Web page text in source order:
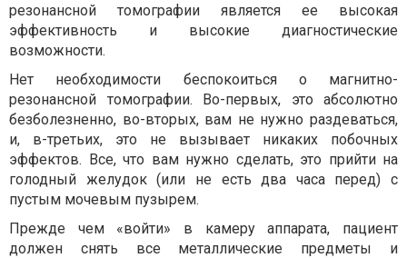
резонансной томографии является ее высокая
эффективность и высокие диагностические
возможности.
Нет необходимости беспокоиться о магнитно-
резонансной томографии. Во-первых, это абсолютно
безболезненно, во-вторых, вам не нужно раздеваться,
и, в-третьих, это не вызывает никаких побочных
эффектов. Все, что вам нужно сделать, это прийти на
голодный желудок (или не есть два часа перед) с
пустым мочевым пузырем.
Прежде чем «войти» в камеру аппарата, пациент
должен снять все металлические предметы и